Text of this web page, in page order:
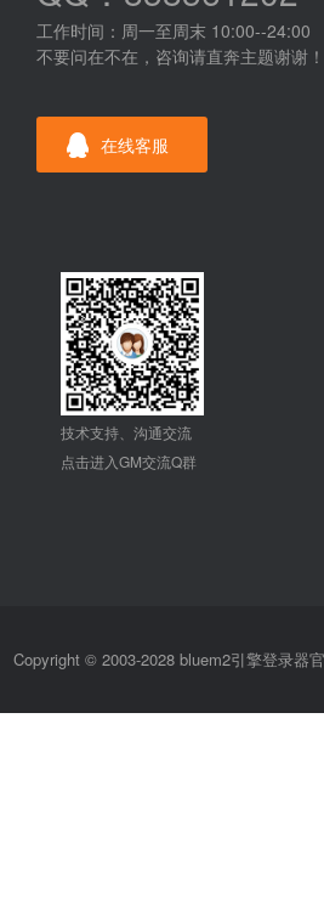
工作时间：周一至周末 10:00--24:00
不要问在不在，咨询请直奔主题谢谢！
在线客服
技术支持、沟通交流
点击进入GM交流Q群
Copyright © 2003-2028 bluem2引擎登录器